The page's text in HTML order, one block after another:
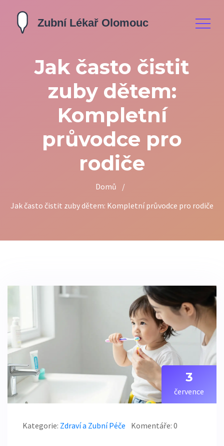
Jak často čistit
zuby dětem:
Kompletní
průvodce pro
rodiče
Domů
/
Jak často čistit zuby dětem: Kompletní průvodce pro rodiče
3
července
Kategorie: Zdraví a Zubní Péče Komentáře: 0